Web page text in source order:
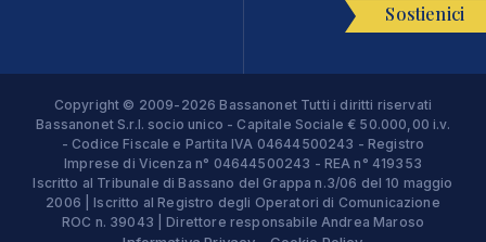
Sostienici
Copyright © 2009-2026 Bassanonet Tutti i diritti riservati
Bassanonet S.r.l. socio unico - Capitale Sociale € 50.000,00 i.v.
- Codice Fiscale e Partita IVA 04644500243 - Registro
Imprese di Vicenza n° 04644500243 - REA n° 419353
Iscritto al Tribunale di Bassano del Grappa n.3/06 del 10 maggio
2006 | Iscritto al Registro degli Operatori di Comunicazione
ROC n. 39043 | Direttore responsabile Andrea Maroso